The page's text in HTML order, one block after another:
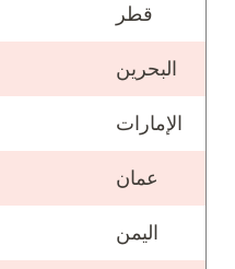
قطر
البحرين
الإمارات
عمان
اليمن